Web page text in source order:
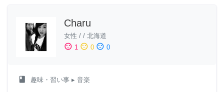
Charu
女性 / / 北海道
sentiment_satisfied 1 sentiment_neutral 0 sentiment_dissatisfied 0
class 趣味・習い事 ▸ 音楽